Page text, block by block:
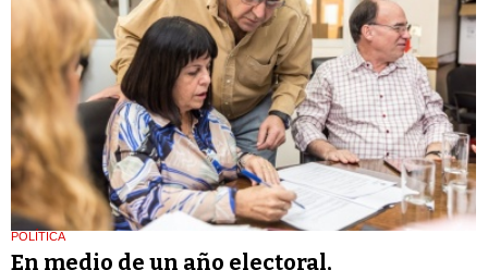
POLÍTICA
En medio de un año electoral,